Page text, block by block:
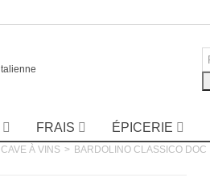
FRAIS ÉPICERIE
CAVE À VINS > BARDOLINO CLASSICO DOC